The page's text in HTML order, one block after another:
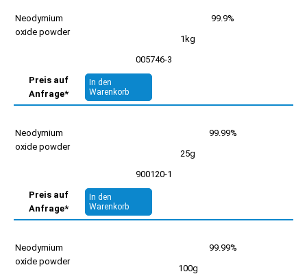
Neodymium
oxide powder
99.9%
1kg
005746-3
Preis auf
Anfrage*
In den
Warenkorb
Neodymium
oxide powder
99.99%
25g
900120-1
Preis auf
Anfrage*
In den
Warenkorb
Neodymium
oxide powder
99.99%
100g